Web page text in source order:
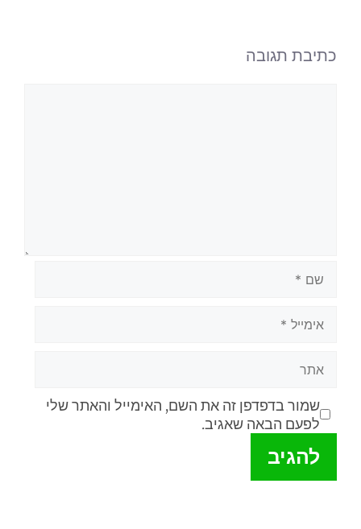
כתיבת תגובה
שמור בדפדפן זה את השם, האימייל והאתר שלי
לפעם הבאה שאגיב.